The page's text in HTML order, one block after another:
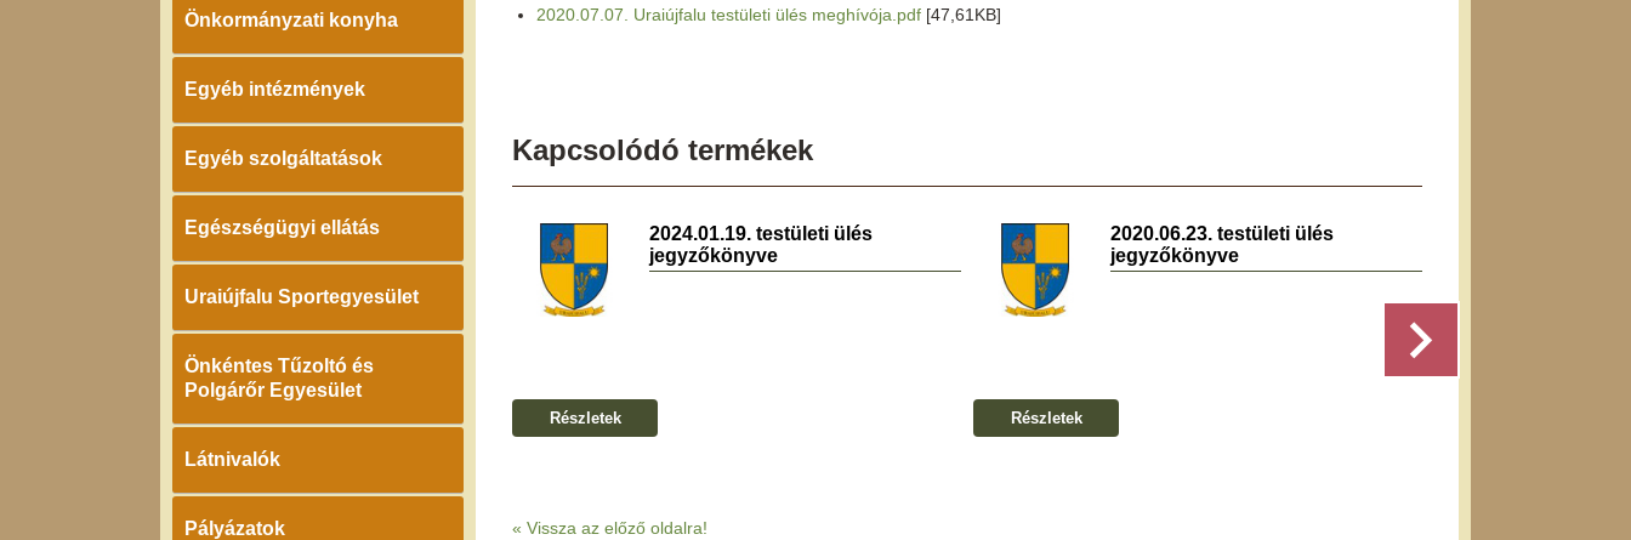
Önkormányzati konyha
Egyéb intézmények
Egyéb szolgáltatások
Egészségügyi ellátás
Uraiújfalu Sportegyesület
Önkéntes Tűzoltó és
Polgárőr Egyesület
Látnivalók
Pályázatok
2020.07.07. Uraiújfalu testületi ülés meghívója.pdf [47,61KB]
Kapcsolódó termékek
2024.01.19. testületi ülés
jegyzőkönyve
Részletek
2020.06.23. testületi ülés
jegyzőkönyve
Részletek
« Vissza az előző oldalra!